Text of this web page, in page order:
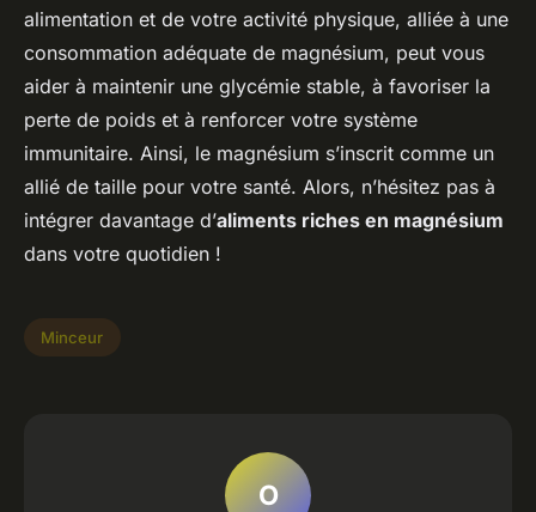
alimentation et de votre activité physique, alliée à une
consommation adéquate de magnésium, peut vous
aider à maintenir une glycémie stable, à favoriser la
perte de poids et à renforcer votre système
immunitaire. Ainsi, le magnésium s’inscrit comme un
allié de taille pour votre santé. Alors, n’hésitez pas à
intégrer davantage d’aliments riches en magnésium
dans votre quotidien !
Minceur
O